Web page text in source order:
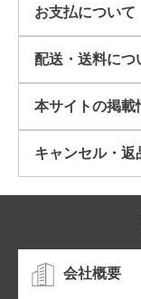
お支払について
配送・送料につ
本サイトの掲載
キャンセル・返
会社概要